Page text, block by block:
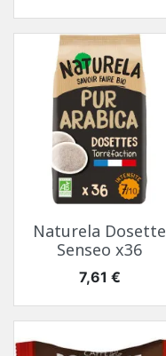
Naturela Dosette
Senseo x36
Prix
7,61 €